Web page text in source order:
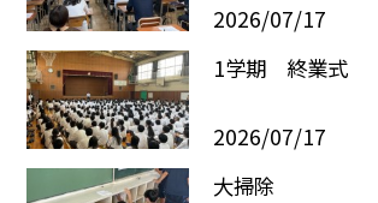
2026/07/17
1学期 終業式
2026/07/17
大掃除